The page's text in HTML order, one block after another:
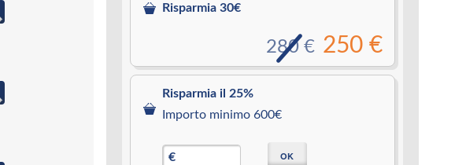
Risparmia 30€
250 €
280 €
Risparmia il 25%
Importo minimo 600€
€ OK